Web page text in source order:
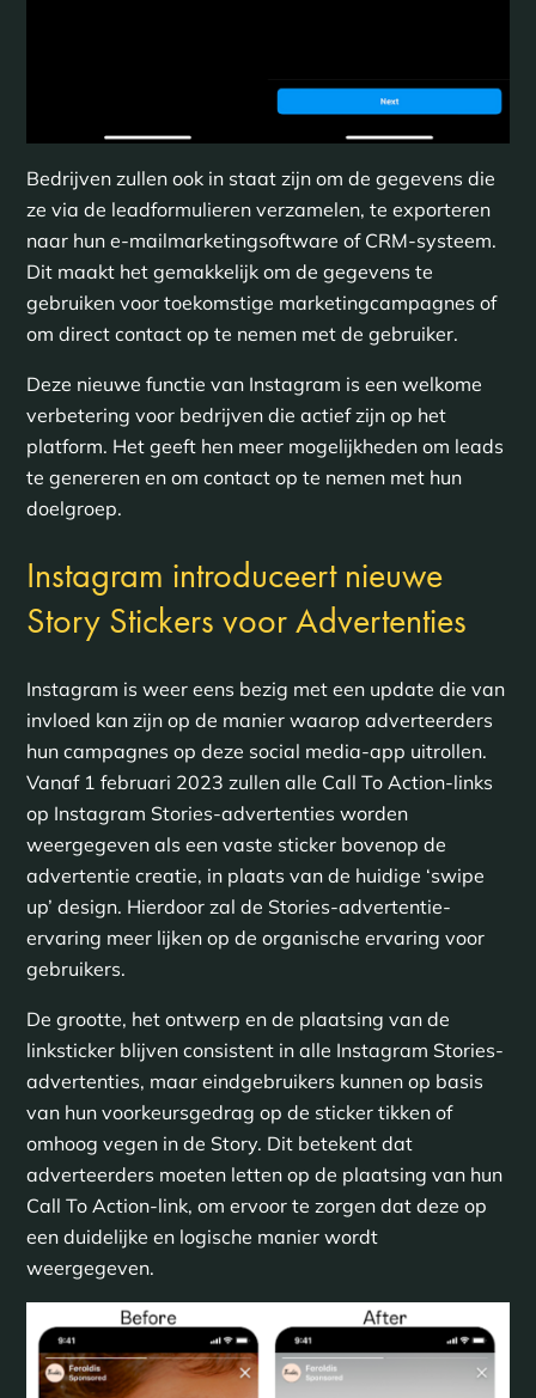
Bedrijven zullen ook in staat zijn om de gegevens die
ze via de leadformulieren verzamelen, te exporteren
naar hun e-mailmarketingsoftware of CRM-systeem.
Dit maakt het gemakkelijk om de gegevens te
gebruiken voor toekomstige marketingcampagnes of
om direct contact op te nemen met de gebruiker.
Deze nieuwe functie van Instagram is een welkome
verbetering voor bedrijven die actief zijn op het
platform. Het geeft hen meer mogelijkheden om leads
te genereren en om contact op te nemen met hun
doelgroep.
Instagram introduceert nieuwe
Story Stickers voor Advertenties
Instagram is weer eens bezig met een update die van
invloed kan zijn op de manier waarop adverteerders
hun campagnes op deze social media-app uitrollen.
Vanaf 1 februari 2023 zullen alle Call To Action-links
op Instagram Stories-advertenties worden
weergegeven als een vaste sticker bovenop de
advertentie creatie, in plaats van de huidige ‘swipe
up’ design. Hierdoor zal de Stories-advertentie-
ervaring meer lijken op de organische ervaring voor
gebruikers.
De grootte, het ontwerp en de plaatsing van de
linksticker blijven consistent in alle Instagram Stories-
advertenties, maar eindgebruikers kunnen op basis
van hun voorkeursgedrag op de sticker tikken of
omhoog vegen in de Story. Dit betekent dat
adverteerders moeten letten op de plaatsing van hun
Call To Action-link, om ervoor te zorgen dat deze op
een duidelijke en logische manier wordt
weergegeven.